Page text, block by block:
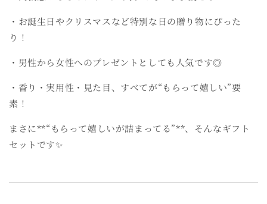
・お誕生日やクリスマスなど特別な日の贈り物にぴった
り！
・男性から女性へのプレゼントとしても人気です◎
・香り・実用性・見た目、すべてが“もらって嬉しい”要
素！
まさに**“もらって嬉しいが詰まってる”**、そんなギフト
セットです✨